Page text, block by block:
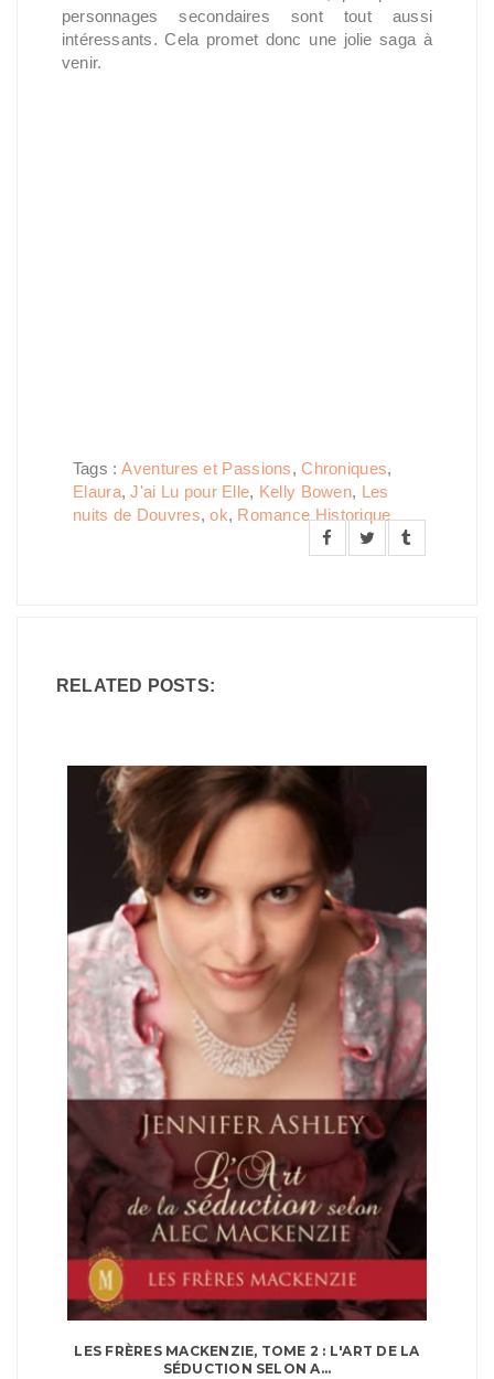
personnages secondaires sont tout aussi
intéressants. Cela promet donc une jolie saga à
venir.
Tags :Aventures et Passions,Chroniques,
Elaura,J'ai Lu pour Elle, Kelly Bowen, Les
nuits de Douvres,ok, Romance Historique
RELATED POSTS:
LES FRÈRES MACKENZIE, TOME 2 : L'ART DE LA
SÉDUCTION SELON A...